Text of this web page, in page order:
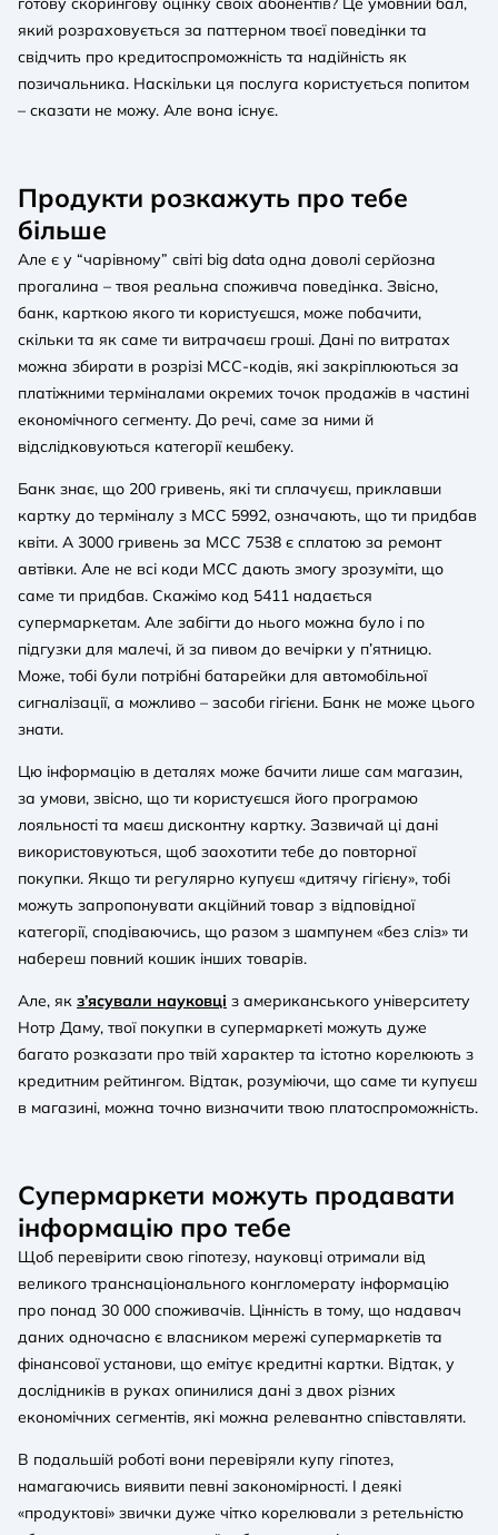
який розраховується за паттерном твоєї поведінки та
свідчить про кредитоспроможність та надійність як
позичальника. Наскільки ця послуга користується попитом
– сказати не можу. Але вона існує.
Продукти розкажуть про тебе
більше
Але є у “чарівному” світі big data одна доволі серйозна
прогалина – твоя реальна споживча поведінка. Звісно,
банк, карткою якого ти користуєшся, може побачити,
скільки та як саме ти витрачаєш гроші. Дані по витратах
можна збирати в розрізі MCC-кодів, які закріплюються за
платіжними терміналами окремих точок продажів в частині
економічного сегменту. До речі, саме за ними й
відслідковуються категорії кешбеку.
Банк знає, що 200 гривень, які ти сплачуєш, приклавши
картку до терміналу з MCC 5992, означають, що ти придбав
квіти. А 3000 гривень за MCC 7538 є сплатою за ремонт
автівки. Але не всі коди MCC дають змогу зрозуміти, що
саме ти придбав. Скажімо код 5411 надається
супермаркетам. Але забігти до нього можна було і по
підгузки для малечі, й за пивом до вечірки у п’ятницю.
Може, тобі були потрібні батарейки для автомобільної
сигналізації, а можливо – засоби гігієни. Банк не може цього
знати.
Цю інформацію в деталях може бачити лише сам магазин,
за умови, звісно, що ти користуєшся його програмою
лояльності та маєш дисконтну картку. Зазвичай ці дані
використовуються, щоб заохотити тебе до повторної
покупки. Якщо ти регулярно купуєш «дитячу гігієну», тобі
можуть запропонувати акційний товар з відповідної
категорії, сподіваючись, що разом з шампунем «без сліз» ти
набереш повний кошик інших товарів.
Але, як з’ясували науковці з американського університету
Нотр Даму, твої покупки в супермаркеті можуть дуже
багато розказати про твій характер та істотно корелюють з
кредитним рейтингом. Відтак, розуміючи, що саме ти купуєш
в магазині, можна точно визначити твою платоспроможність.
Супермаркети можуть продавати
інформацію про тебе
Щоб перевірити свою гіпотезу, науковці отримали від
великого транснаціонального конгломерату інформацію
про понад 30 000 споживачів. Цінність в тому, що надавач
даних одночасно є власником мережі супермаркетів та
фінансової установи, що емітує кредитні картки. Відтак, у
дослідників в руках опинилися дані з двох різних
економічних сегментів, які можна релевантно співставляти.
В подальшій роботі вони перевіряли купу гіпотез,
намагаючись виявити певні закономірності. І деякі
«продуктові» звички дуже чітко корелювали з ретельністю